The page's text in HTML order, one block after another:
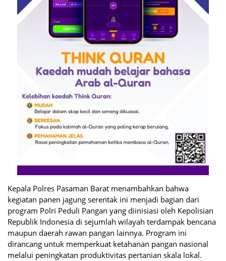
Kepala Polres Pasaman Barat menambahkan bahwa
kegiatan panen jagung serentak ini menjadi bagian dari
program Polri Peduli Pangan yang diinisiasi oleh Kepolisian
Republik Indonesia di sejumlah wilayah terdampak bencana
maupun daerah rawan pangan lainnya. Program ini
dirancang untuk memperkuat ketahanan pangan nasional
melalui peningkatan produktivitas pertanian skala lokal.